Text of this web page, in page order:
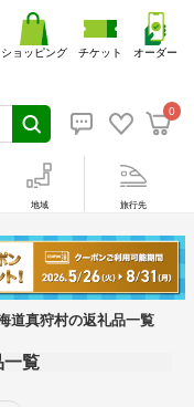
0
ショッピング チケット オーダー
地域 旅行先
道真狩村の返礼品一覧
一覧